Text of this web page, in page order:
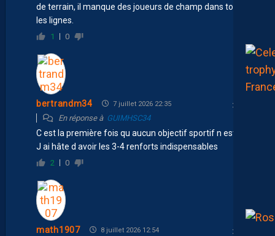
de terrain, il manque des joueurs de champ dans toutes
les lignes.
1 0
bertrandm34 7 juillet 2026 22:35
En réponse à GUIMHSC34
C est la première fois qu aucun objectif sportif n est fixé.
J ai hâte d avoir les 3-4 renforts indispensables
2 0
math1907 8 juillet 2026 12:54